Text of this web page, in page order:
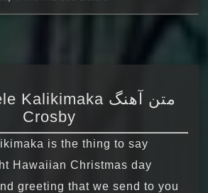
Crosby
is the thing to say
Hawaiian Christmas day
greeting that we send to you